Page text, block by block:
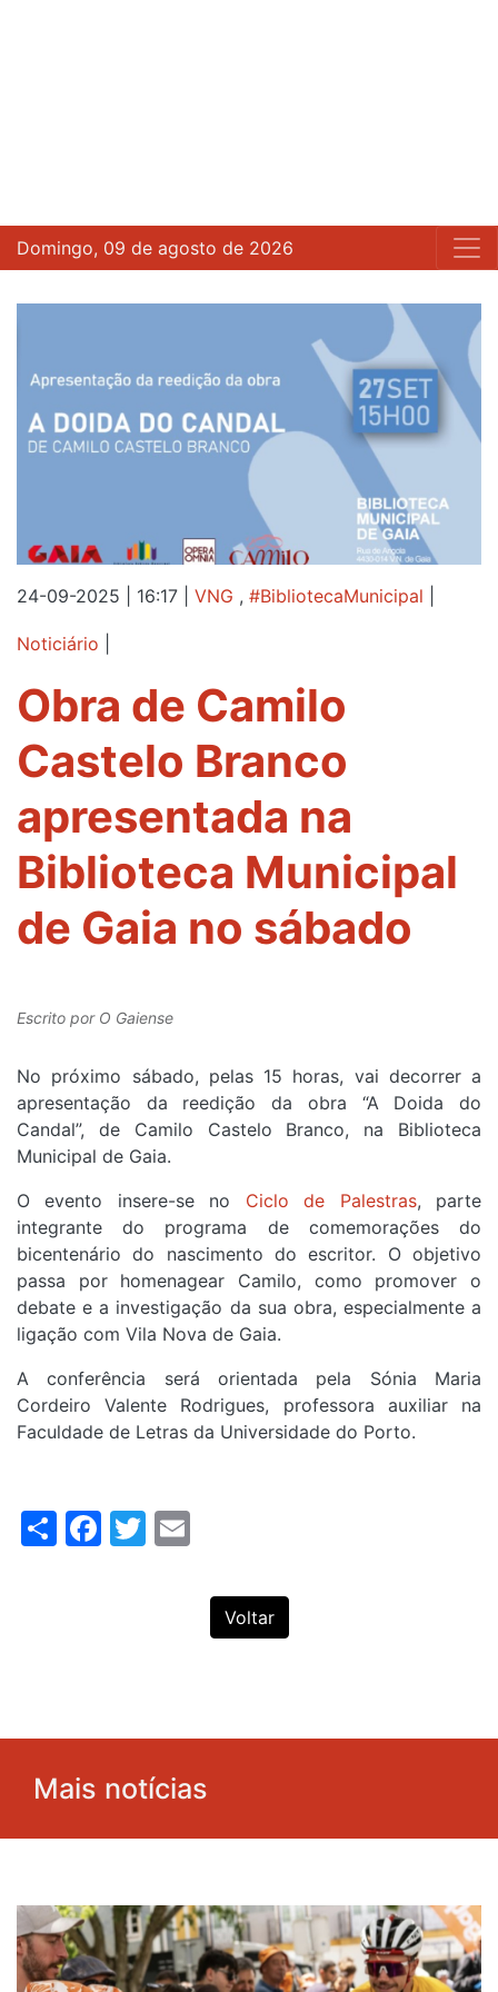
Domingo, 09 de agosto de 2026
24-09-2025 | 16:17 VNG , #BibliotecaMunicipal
Noticiário
Obra de Camilo
Castelo Branco
apresentada na
Biblioteca Municipal
de Gaia no sábado
Escrito por O Gaiense
No próximo sábado, pelas 15 horas, vai decorrer a
apresentação da reedição da obra “A Doida do
Candal”, de Camilo Castelo Branco, na Biblioteca
Municipal de Gaia.
O evento insere-se no Ciclo de Palestras, parte
integrante do programa de comemorações do
bicentenário do nascimento do escritor. O objetivo
passa por homenagear Camilo, como promover o
debate e a investigação da sua obra, especialmente a
ligação com Vila Nova de Gaia.
A conferência será orientada pela Sónia Maria
Cordeiro Valente Rodrigues, professora auxiliar na
Faculdade de Letras da Universidade do Porto.
ShareFacebook
Twitter
Voltar
Mais notícias